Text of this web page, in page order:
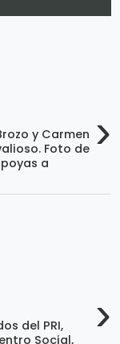
›
y Carmen
Foto de
a
›
del PRI,
Social,